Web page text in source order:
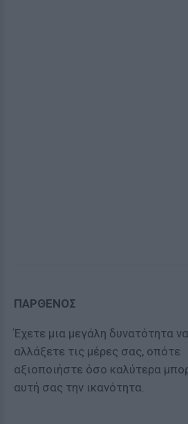
ΠΑΡΘΕΝΟΣ
Έχετε μια μεγάλη δυνατότητα να
αλλάξετε τις μέρες σας, οπότε
αξιοποιήστε όσο καλύτερα
αυτή σας την ικανότητα.